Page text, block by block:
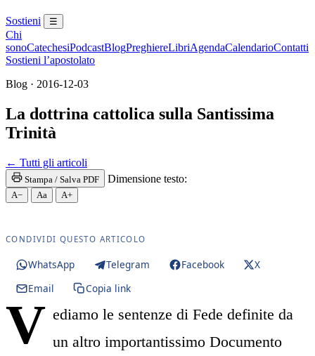
Sostieni ☰
Chi
sonoCatechesiPodcastBlogPreghiereLibriAgendaCalendarioContatti
Sostieni l’apostolato
Blog · 2016-12-03
La dottrina cattolica sulla Santissima
Trinità
← Tutti gli articoli
Stampa / Salva PDF Dimensione testo:
A− Aa A+
CONDIVIDI QUESTO ARTICOLO
WhatsApp Telegram Facebook
X
Email
Copia link
V ediamo le sentenze di Fede definite da
un altro importantissimo Documento